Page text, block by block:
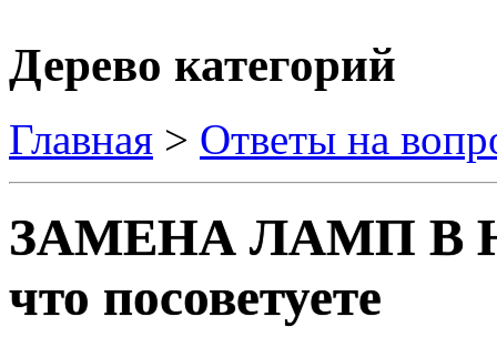
Дерево категорий
Главная > Ответы на
ЗАМЕНА ЛАМП В
что посоветуете